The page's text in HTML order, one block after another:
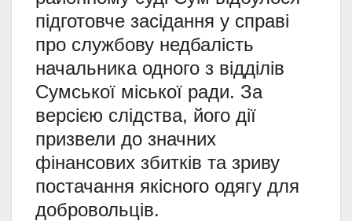
підготовче засідання у справі
про службову недбалість
начальника одного з відділів
Сумської міської ради. За
версією слідства, його дії
призвели до значних
фінансових збитків та зриву
постачання якісного одягу для
добровольців.